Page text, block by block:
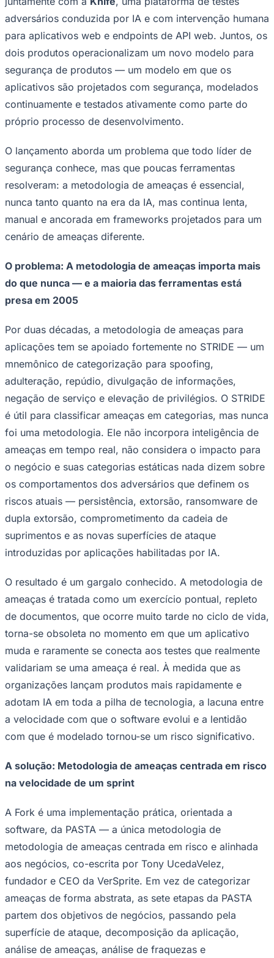
Divulgar Vagas Novo
Publicidade Legal
Negócios Regionais
Turismo
Segurança Regional
Hospitais Estaduais
Parques & Represas
Cidades da Região
Itapevi
do Bom JesusAraçariguamaCajamarCaieirasFranco da
Para Sua Empresa
Anuncie Regional
Vagas na RegiãoNovo
Hub de Negócios
Guia Comercial
Selo Verificado
Portal Educacional
Vagas de Emprego
Panorama Econômico
Anuncie no Portal
Verificar EmpresaNovo
Anunciar VagasNovo
Publicidade Legal
NBA
NFL
Fórmula 1
UFC
Tênis (ATP)
MLB
NHL
Atletismo
Vôlei
NBB
Competições de Futebol
Brasileirão Série A
Paulistão
Copa do Brasil
Libertadores
Copa América
Champions League
La Liga
Bundesliga
Times - Ir direto
adversários conduzida por IA e com intervenção humana
para aplicativos web e endpoints de API web. Juntos, os
dois produtos operacionalizam um novo modelo para
segurança de produtos — um modelo em que os
aplicativos são projetados com segurança, modelados
continuamente e testados ativamente como parte do
próprio processo de desenvolvimento.
O lançamento aborda um problema que todo líder de
segurança conhece, mas que poucas ferramentas
resolveram: a metodologia de ameaças é essencial,
nunca tanto quanto na era da IA, mas continua lenta,
manual e ancorada em frameworks projetados para um
cenário de ameaças diferente.
O problema: A metodologia de ameaças importa mais
do que nunca — e a maioria das ferramentas está
presa em 2005
Por duas décadas, a metodologia de ameaças para
aplicações tem se apoiado fortemente no STRIDE — um
mnemônico de categorização para spoofing,
adulteração, repúdio, divulgação de informações,
negação de serviço e elevação de privilégios. O STRIDE
é útil para classificar ameaças em categorias, mas nunca
foi uma metodologia. Ele não incorpora inteligência de
ameaças em tempo real, não considera o impacto para
o negócio e suas categorias estáticas nada dizem sobre
os comportamentos dos adversários que definem os
riscos atuais — persistência, extorsão, ransomware de
dupla extorsão, comprometimento da cadeia de
suprimentos e as novas superfícies de ataque
introduzidas por aplicações habilitadas por IA.
O resultado é um gargalo conhecido. A metodologia de
ameaças é tratada como um exercício pontual, repleto
de documentos, que ocorre muito tarde no ciclo de vida,
torna-se obsoleta no momento em que um aplicativo
muda e raramente se conecta aos testes que realmente
validariam se uma ameaça é real. À medida que as
organizações lançam produtos mais rapidamente e
adotam IA em toda a pilha de tecnologia, a lacuna entre
a velocidade com que o software evolui e a lentidão
com que é modelado tornou-se um risco significativo.
A solução: Metodologia de ameaças centrada em risco
na velocidade de um sprint
A Fork é uma implementação prática, orientada a
software, da PASTA — a única metodologia de
metodologia de ameaças centrada em risco e alinhada
aos negócios, co-escrita por Tony UcedaVelez,
fundador e CEO da VerSprite. Em vez de categorizar
ameaças de forma abstrata, as sete etapas da PASTA
partem dos objetivos de negócios, passando pela
superfície de ataque, decomposição da aplicação,
análise de ameaças, análise de fraquezas e